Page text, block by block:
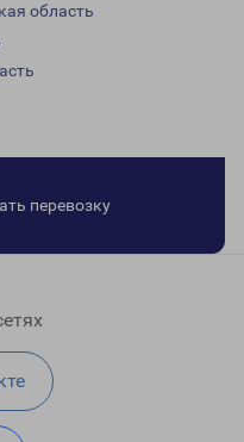
область
перевозку